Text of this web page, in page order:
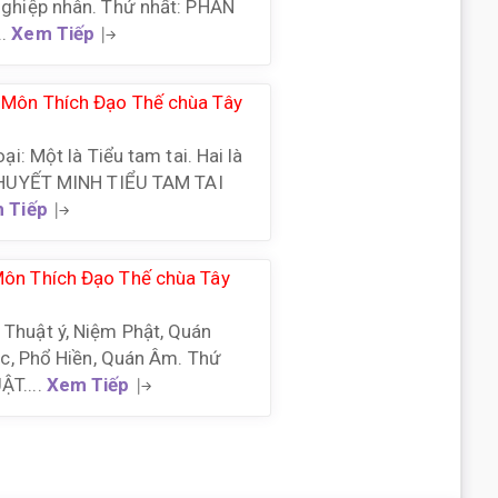
nhân. Thứ nhất: PHẦN
Xem Tiếp
Thích Đạo Thế chùa Tây
Một là Tiểu tam tai. Hai là
MINH TIỂU TAM TAI
Tiếp
Thích Đạo Thế chùa Tây
ý, Niệm Phật, Quán
Phổ Hiền, Quán Âm. Thứ
Xem Tiếp